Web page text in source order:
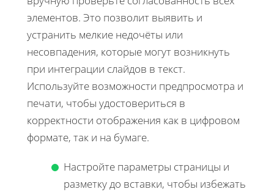
элементов. Это позволит выявить и
устранить мелкие недочёты или
несовпадения, которые могут возникнуть
при интеграции слайдов в текст.
Используйте возможности предпросмотра и
печати, чтобы удостовериться в
корректности отображения как в цифровом
формате, так и на бумаге.
Настройте параметры страницы и
разметку до вставки, чтобы избежать